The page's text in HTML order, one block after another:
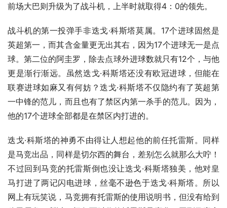
前场大巴则升级为了战斗机，上半时就取得4：0的领先。
战斗机的第一投弹手非迭戈·科斯塔莫属。17个进球固然是
英超第一，而其含金量更无出其右，因为17个进球无一是点
球。第二位的阿圭罗，除去点球外进球数就只有12个，与他
更是渐行渐远。虽然迭戈·科斯塔还没有欧冠进球，但能在
联赛进球如麻又有何妨？迭戈·科斯塔不仅隐约有了英超第
一中锋的范儿，而且也有了禁区内第一杀手的范儿。因为，
他的17个进球全部都是在禁区内打进的。
迭戈·科斯塔的神勇不由得让人想起他的前任托雷斯。同样
是马竞出品，同样是切尔西的舞台，差别怎么就那么大咛！
不过回到马竞的托雷斯倒也没让迭戈·科斯塔独美，他对皇
马打进了两记闪电进球，丝毫不逊色于迭戈·科斯塔。所以
网上有玩笑说，马竞拥有托雷斯的使用说明书，但没有给到